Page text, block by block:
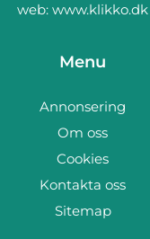
web: www.klikko.dk
Menu
Annonsering
Om oss
Cookies
Kontakta oss
Sitemap